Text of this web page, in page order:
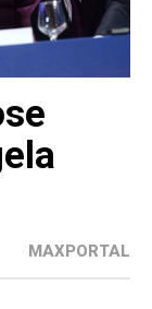
MAXPORTAL